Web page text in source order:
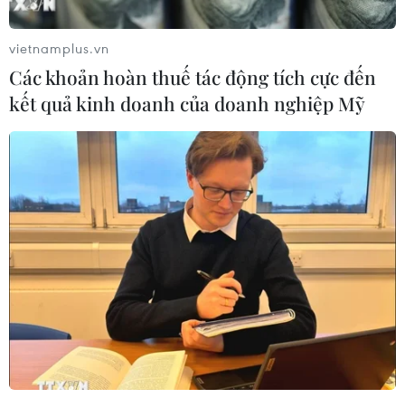
vietnamplus.vn
Các khoản hoàn thuế tác động tích cực đến
kết quả kinh doanh của doanh nghiệp Mỹ